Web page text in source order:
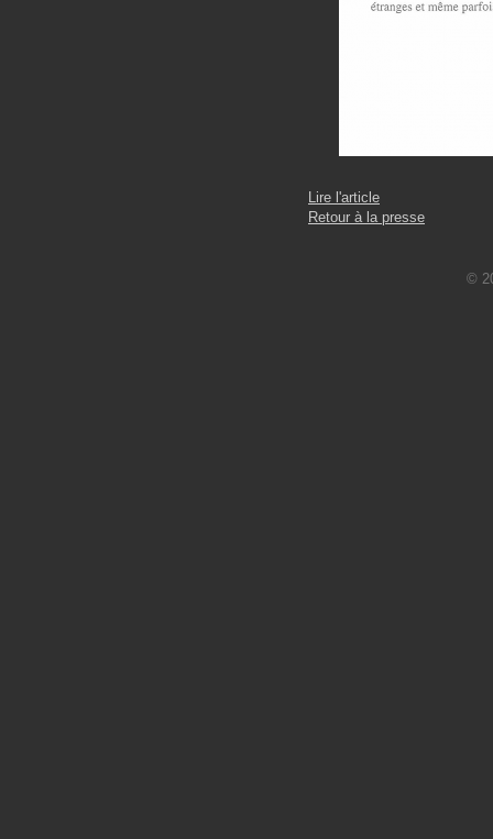
Lire l'article
Retour à la presse
©